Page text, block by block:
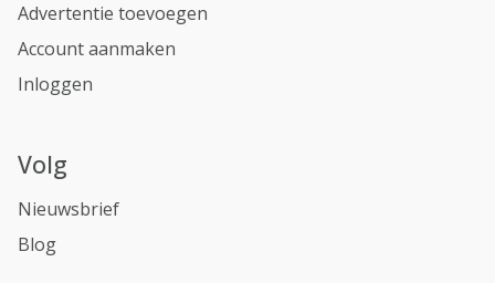
Advertentie toevoegen
Account aanmaken
Inloggen
Volg
Nieuwsbrief
Blog